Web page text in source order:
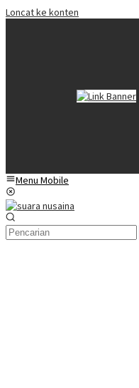
Loncat ke konten
Menu Mobile